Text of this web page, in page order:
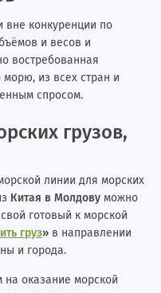
вне конкуренции по
и весов и
востребованная
морю, из всех стран и
спросом.
грузов,
линии для морских
Китая в Молдову можно
готовый к морской
груз» в направлении
и города.
оказание морской